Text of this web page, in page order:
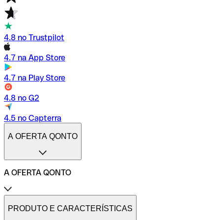
4.8 no Trustpilot
4.7 na App Store
4.7 na Play Store
4.8 no G2
4.5 no Capterra
A OFERTA QONTO
A OFERTA QONTO
Tarifas
Conta profissional online
PRODUTO E CARACTERÍSTICAS